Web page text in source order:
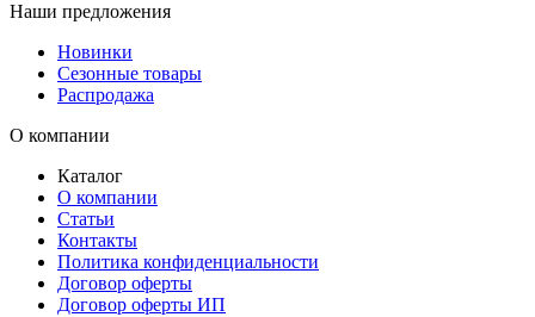
Наши предложения
Новинки
Сезонные товары
Распродажа
О компании
Каталог
О компании
Статьи
Контакты
Политика конфиденциальности
Договор оферты
Договор оферты ИП